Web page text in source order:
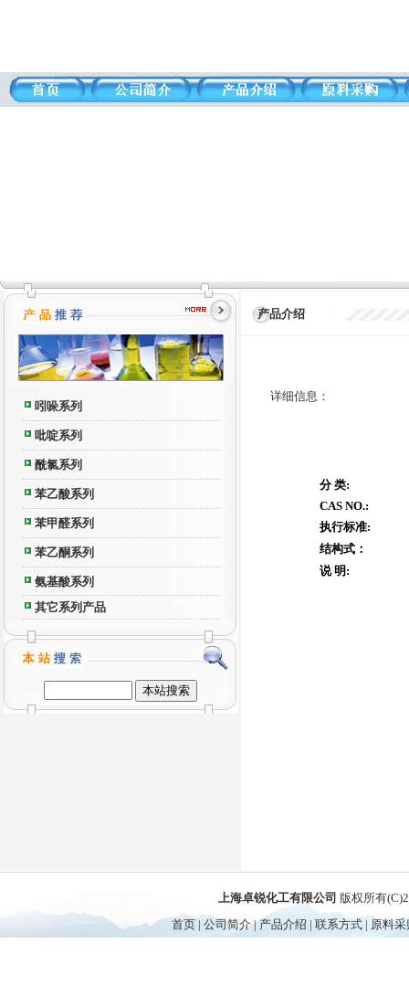
吲哚系列
吡啶系列
酰氯系列
苯乙酸系列
苯甲醛系列
苯乙酮系列
氨基酸系列
其它系列产品
产品介绍
详细信息：
分 类:
CAS NO.:
执行标准:
结构式：
说 明:
上海卓锐化工有限公司 版权所有
首页 |公司简介|产品介绍 |联系方式 | 原料采